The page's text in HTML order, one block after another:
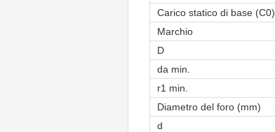
Carico statico di base (C0)
Marchio
D
da min.
r1 min.
Diametro del foro (mm)
d